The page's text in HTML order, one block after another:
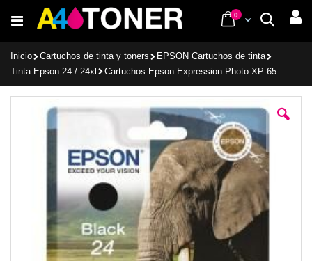
al
Buscar
Cart
0items
Inicio Cartuchos de tinta y toners
EPSON Cartuchos de tinta
Tinta Epson 24 / 24xl
Cartuchos Epson Expression Photo XP-65